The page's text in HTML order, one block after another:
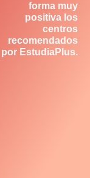
forma muy
positiva los
centros
recomendados
por EstudiaPlus.